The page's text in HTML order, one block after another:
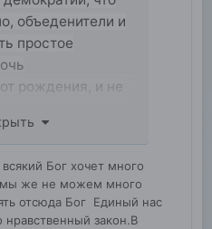
объеденители и
простое
рождения, и не
не быть я к
внешнего врага
возможно,
Бог хочет много
мы же не можем много
отсюда Бог Единый нас
нравственный закон.В